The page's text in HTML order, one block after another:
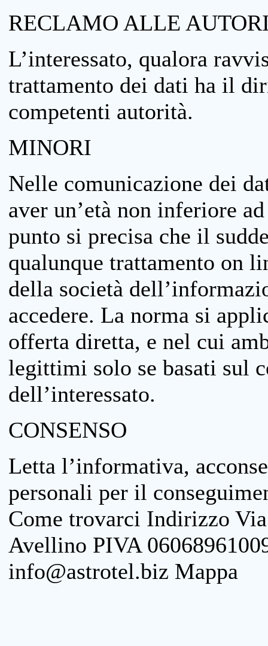
RECLAMO ALLE
L’interessato, qualora
trattamento dei dati ha il
competenti autorità.
MINORI
Nelle comunicazione dei
aver un’età non inferiore
punto si precisa che il
qualunque trattamento on
della società
accedere. La norma si
offerta diretta, e nel cui
legittimi solo se basati sul
dell’interessato.
CONSENSO
Letta l’informativa,
personali per il
Come trovarci Indirizzo
Avellino PIVA
info@astrotel.biz Mappa